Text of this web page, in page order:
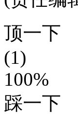
顶一下
(1)
100%
踩一下